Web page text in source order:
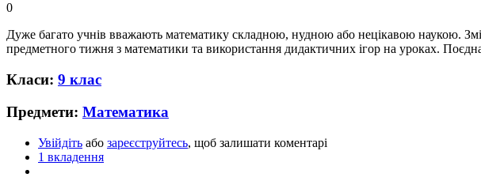
0
Дуже багато учнів вважають математику складною, нудною або нецікавою наукою.
предметного тижня з математики та використання дидактичних ігор на уроках.
Класи: 9 клас
Предмети: Математика
Увійдіть або зареєструйтесь, щоб залишати коментарі
1 вкладення